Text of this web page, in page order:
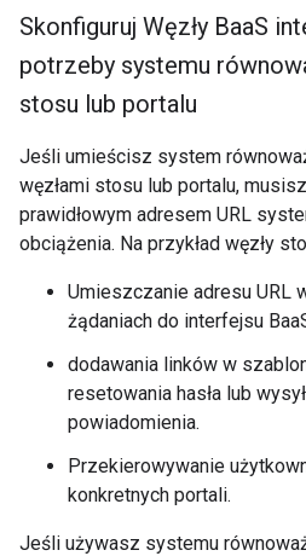
Skonfiguruj Węzły BaaS
potrzeby systemu
stosu lub portalu
Jeśli umieścisz system
węzłami stosu lub portalu,
prawidłowym adresem URL
obciążenia. Na przykład węzły
Umieszczanie adresu URL
żądaniach do interfejsu
dodawania linków w
resetowania hasła lub
powiadomienia.
Przekierowywanie
konkretnych portali.
Jeśli używasz systemu